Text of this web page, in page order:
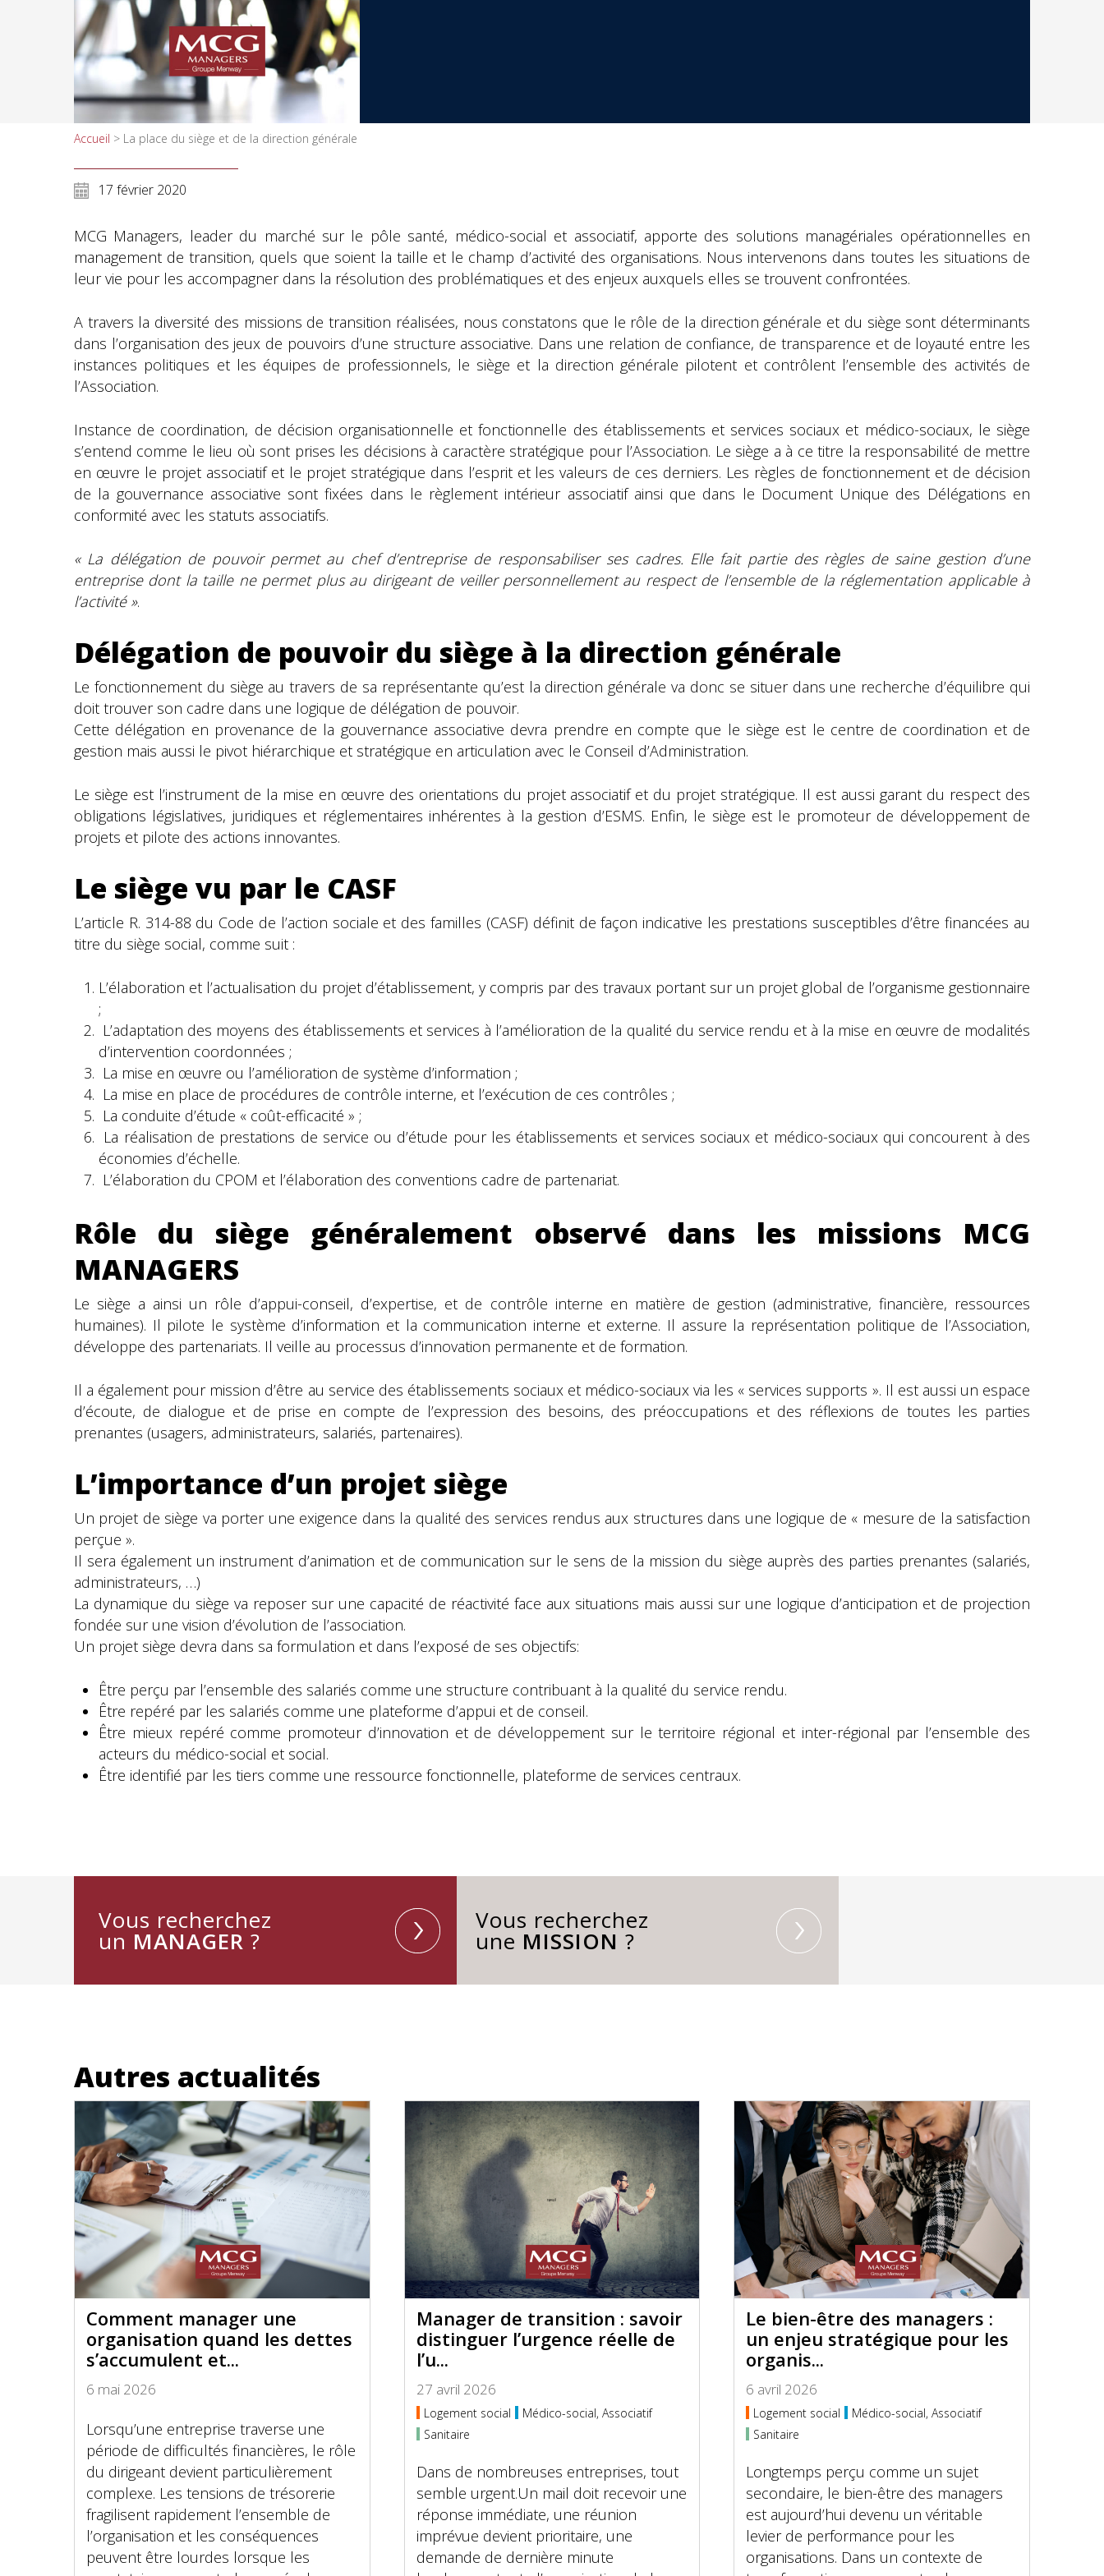
Accueil > La place du siège et de la direction générale
17 février 2020
MCG Managers, leader du marché sur le pôle santé, médico-social et associatif, apporte des solutions managériales opérationnelles en
management de transition, quels que soient la taille et le champ d’activité des organisations. Nous intervenons dans toutes les situations de
leur vie pour les accompagner dans la résolution des problématiques et des enjeux auxquels elles se trouvent confrontées.
A travers la diversité des missions de transition réalisées, nous constatons que le rôle de la direction générale et du siège sont déterminants
dans l’organisation des jeux de pouvoirs d’une structure associative. Dans une relation de confiance, de transparence et de loyauté entre les
instances politiques et les équipes de professionnels, le siège et la direction générale pilotent et contrôlent l’ensemble des activités de
l’Association.
Instance de coordination, de décision organisationnelle et fonctionnelle des établissements et services sociaux et médico-sociaux, le siège
s’entend comme le lieu où sont prises les décisions à caractère stratégique pour l’Association. Le siège a à ce titre la responsabilité de mettre
en œuvre le projet associatif et le projet stratégique dans l’esprit et les valeurs de ces derniers. Les règles de fonctionnement et de décision
de la gouvernance associative sont fixées dans le règlement intérieur associatif ainsi que dans le Document Unique des Délégations en
conformité avec les statuts associatifs.
« La délégation de pouvoir permet au chef d’entreprise de responsabiliser ses cadres. Elle fait partie des règles de saine gestion d’une
entreprise dont la taille ne permet plus au dirigeant de veiller personnellement au respect de l’ensemble de la réglementation applicable à
l’activité ».
Délégation de pouvoir du siège à la direction générale
Le fonctionnement du siège au travers de sa représentante qu’est la direction générale va donc se situer dans une recherche d’équilibre qui
doit trouver son cadre dans une logique de délégation de pouvoir.
Cette délégation en provenance de la gouvernance associative devra prendre en compte que le siège est le centre de coordination et de
gestion mais aussi le pivot hiérarchique et stratégique en articulation avec le Conseil d’Administration.
Le siège est l’instrument de la mise en œuvre des orientations du projet associatif et du projet stratégique. Il est aussi garant du respect des
obligations législatives, juridiques et réglementaires inhérentes à la gestion d’ESMS. Enfin, le siège est le promoteur de développement de
projets et pilote des actions innovantes.
Le siège vu par le CASF
L’article R. 314-88 du Code de l’action sociale et des familles (CASF) définit de façon indicative les prestations susceptibles d’être financées au
titre du siège social, comme suit :
L’élaboration et l’actualisation du projet d’établissement, y compris par des travaux portant sur un projet global de l’organisme gestionnaire
;
L’adaptation des moyens des établissements et services à l’amélioration de la qualité du service rendu et à la mise en œuvre de modalités
d’intervention coordonnées ;
La mise en œuvre ou l’amélioration de système d’information ;
La mise en place de procédures de contrôle interne, et l’exécution de ces contrôles ;
La conduite d’étude « coût-efficacité » ;
La réalisation de prestations de service ou d’étude pour les établissements et services sociaux et médico-sociaux qui concourent à des
économies d’échelle.
L’élaboration du CPOM et l’élaboration des conventions cadre de partenariat.
Rôle du siège généralement observé dans les missions MCG
MANAGERS
Le siège a ainsi un rôle d’appui-conseil, d’expertise, et de contrôle interne en matière de gestion (administrative, financière, ressources
humaines). Il pilote le système d’information et la communication interne et externe. Il assure la représentation politique de l’Association,
développe des partenariats. Il veille au processus d’innovation permanente et de formation.
Il a également pour mission d’être au service des établissements sociaux et médico-sociaux via les « services supports ». Il est aussi un espace
d’écoute, de dialogue et de prise en compte de l’expression des besoins, des préoccupations et des réflexions de toutes les parties
prenantes (usagers, administrateurs, salariés, partenaires).
L’importance d’un projet siège
Un projet de siège va porter une exigence dans la qualité des services rendus aux structures dans une logique de « mesure de la satisfaction
perçue ».
Il sera également un instrument d’animation et de communication sur le sens de la mission du siège auprès des parties prenantes (salariés,
administrateurs, …)
La dynamique du siège va reposer sur une capacité de réactivité face aux situations mais aussi sur une logique d’anticipation et de projection
fondée sur une vision d’évolution de l’association.
Un projet siège devra dans sa formulation et dans l’exposé de ses objectifs:
Être perçu par l’ensemble des salariés comme une structure contribuant à la qualité du service rendu.
Être repéré par les salariés comme une plateforme d’appui et de conseil.
Être mieux repéré comme promoteur d’innovation et de développement sur le territoire régional et inter-régional par l’ensemble des
acteurs du médico-social et social.
Être identifié par les tiers comme une ressource fonctionnelle, plateforme de services centraux.
Vous recherchez
un MANAGER ?
Vous recherchez
une MISSION ?
Autres actualités
Comment manager une
organisation quand les dettes
s’accumulent et...
6 mai 2026
Lorsqu’une entreprise traverse une
période de difficultés financières, le rôle
du dirigeant devient particulièrement
complexe. Les tensions de trésorerie
fragilisent rapidement l’ensemble de
l’organisation et les conséquences
peuvent être lourdes lorsque les
Manager de transition : savoir
distinguer l’urgence réelle de
l’u...
27 avril 2026
Logement social
Médico-social, Associatif
Sanitaire
Dans de nombreuses entreprises, tout
semble urgent.Un mail doit recevoir une
réponse immédiate, une réunion
imprévue devient prioritaire, une
demande de dernière minute
Le bien-être des managers :
un enjeu stratégique pour les
organis...
6 avril 2026
Logement social
Médico-social, Associatif
Sanitaire
Longtemps perçu comme un sujet
secondaire, le bien-être des managers
est aujourd’hui devenu un véritable
levier de performance pour les
organisations. Dans un contexte de